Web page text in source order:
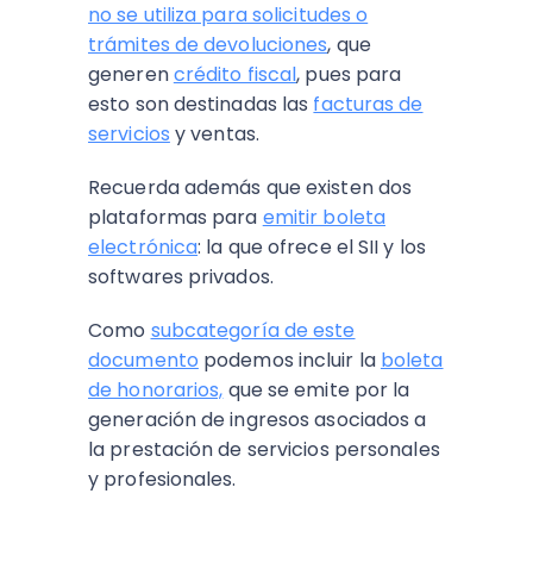
no se utiliza para solicitudes o
trámites de devoluciones, que
generencrédito fiscal, pues para
esto son destinadas las facturas de
servicios y ventas.
Recuerda además que existen dos
plataformas para emitir boleta
electrónica: la que ofrece el SII y los
softwares privados.
Como subcategoría de este
documento podemos incluir la boleta
de honorarios, que se emite por la
generación de ingresos asociados a
la prestación de servicios personales
y profesionales.